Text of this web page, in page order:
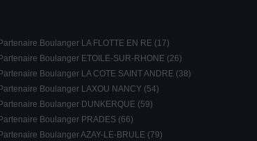
Boulanger LA FLOTTE EN RE (17)
Boulanger ETOILE-SUR-RHONE (26)
Boulanger LA COTE SAINT ANDRE (38)
Boulanger LAXOU NANCY (54)
Boulanger DUNKERQUE (59)
Boulanger PRADES (66)
Boulanger AZAY-LE-BRULE (79)